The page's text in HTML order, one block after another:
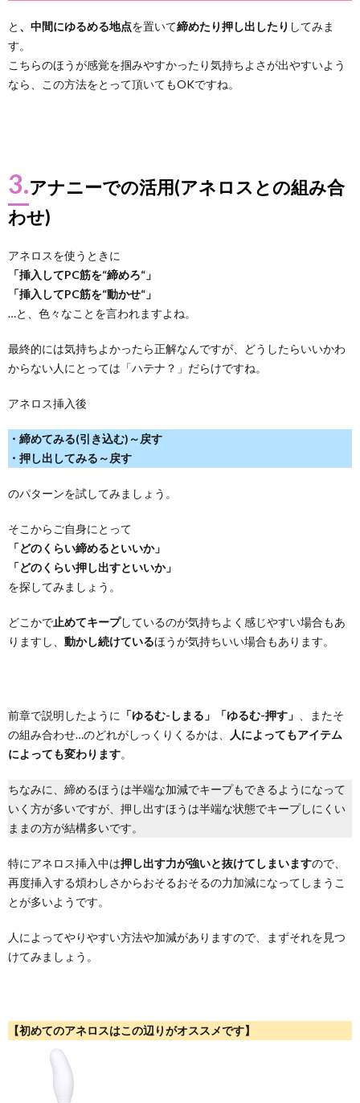
と 、中間にゆるめる地点を置いて締めたり押し出したり してみま
す。
こちらのほうが感覚を掴みやすかったり気持ちよさが出やすいよう
なら、この方法をとって頂いてもOKですね。
3.アナニーでの活用(アネロスとの組み合
わせ)
アネロスを使うときに
「挿入してPC筋を“締めろ“」
「挿入してPC筋を“動かせ“」
…と、色々なことを言われますよね。
最終的には気持ちよかったら正解なんですが、どうしたらいいかわ
からない人にとっては「ハテナ？」だらけですね。
アネロス挿入後
・締めてみる(引き込む)～戻す
・押し出してみる～戻す
のパターンを試してみましょう。
そこからご自身にとって
「どのくらい締めるといいか」
「どのくらい押し出すといいか」
を探してみましょう。
どこかで止めてキープしているのが気持ちよく感じやすい場合もあ
りますし、 動かし続けているほうが気持ちいい場合もあります。
前章で説明したように 「ゆるむ-しまる」「ゆるむ-押す」
、またそ
の組み合わせ…のどれがしっくりくるかは、
人によってもアイテム
によっても変わります。
ちなみに、締めるほうは半端な加減でキープもできるようになって
いく方が多いですが、押し出すほうは半端な状態でキープしにくい
ままの方が結構多いです。
特にアネロス挿入中は押し出す力が強いと抜けてしまいますので、
再度挿入する煩わしさからおそるおそるの力加減になってしまうこ
とが多いようです。
人によってやりやすい方法や加減がありますので、まずそれを見つ
けてみましょう。
【初めてのアネロスはこの辺りがオススメです】